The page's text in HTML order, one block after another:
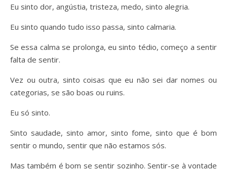
Eu sinto dor, angústia, tristeza, medo, sinto alegria.
Eu sinto quando tudo isso passa, sinto calmaria.
Se essa calma se prolonga, eu sinto tédio, começo a sentir
falta de sentir.
Vez ou outra, sinto coisas que eu não sei dar nomes ou
categorias, se são boas ou ruins.
Eu só sinto.
Sinto saudade, sinto amor, sinto fome, sinto que é bom
sentir o mundo, sentir que não estamos sós.
Mas também é bom se sentir sozinho. Sentir-se à vontade